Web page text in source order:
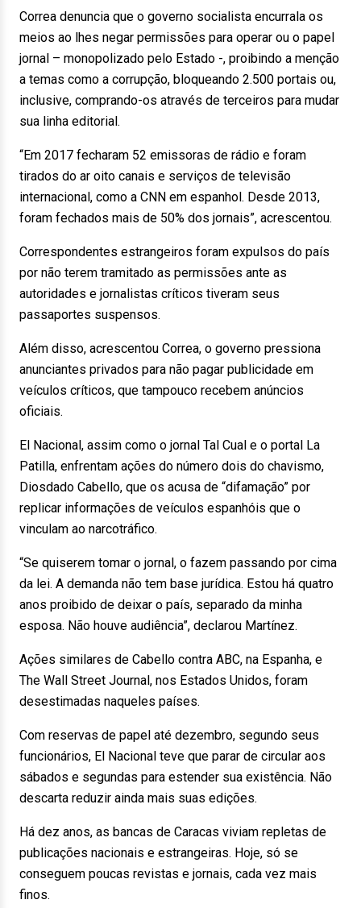
Correa denuncia que o governo socialista encurrala os
meios ao lhes negar permissões para operar ou o papel
jornal – monopolizado pelo Estado -, proibindo a menção
a temas como a corrupção, bloqueando 2.500 portais ou,
inclusive, comprando-os através de terceiros para mudar
sua linha editorial.
“Em 2017 fecharam 52 emissoras de rádio e foram
tirados do ar oito canais e serviços de televisão
internacional, como a CNN em espanhol. Desde 2013,
foram fechados mais de 50% dos jornais”, acrescentou.
Correspondentes estrangeiros foram expulsos do país
por não terem tramitado as permissões ante as
autoridades e jornalistas críticos tiveram seus
passaportes suspensos.
Além disso, acrescentou Correa, o governo pressiona
anunciantes privados para não pagar publicidade em
veículos críticos, que tampouco recebem anúncios
oficiais.
El Nacional, assim como o jornal Tal Cual e o portal La
Patilla, enfrentam ações do número dois do chavismo,
Diosdado Cabello, que os acusa de “difamação” por
replicar informações de veículos espanhóis que o
vinculam ao narcotráfico.
“Se quiserem tomar o jornal, o fazem passando por cima
da lei. A demanda não tem base jurídica. Estou há quatro
anos proibido de deixar o país, separado da minha
esposa. Não houve audiência”, declarou Martínez.
Ações similares de Cabello contra ABC, na Espanha, e
The Wall Street Journal, nos Estados Unidos, foram
desestimadas naqueles países.
Com reservas de papel até dezembro, segundo seus
funcionários, El Nacional teve que parar de circular aos
sábados e segundas para estender sua existência. Não
descarta reduzir ainda mais suas edições.
Há dez anos, as bancas de Caracas viviam repletas de
publicações nacionais e estrangeiras. Hoje, só se
conseguem poucas revistas e jornais, cada vez mais
finos.